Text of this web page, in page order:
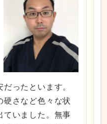
ったといます。
硬さなど色々な状
ていました。無事